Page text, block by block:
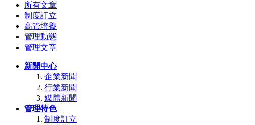
所有文章
制度訂立
高管培養
管理動態
管理文章
新聞中心
企業新聞
行業新聞
媒體新聞
管理特色
制度訂立